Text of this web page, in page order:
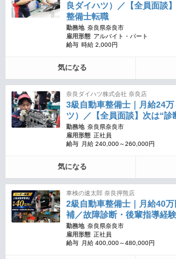
良ダイハツ）／【全員面談
整備士転職
勤務地 奈良県奈良市
雇用形態 アルバイト・パート
給与 時給 2,000円
気になる
奈良ダイハツ株式会社 奈良店
3級自動車整備士｜月給24
ツ）／【全員面談】次は“診
勤務地 奈良県奈良市
雇用形態 正社員
給与
月給 240,000～260,000円
気になる
車検の速太郎 奈良押熊店
2級自動車整備士｜月給40
補／故障診断・後輩指導経
勤務地 奈良県奈良市
雇用形態 正社員
給与
月給 400,000～480,000円